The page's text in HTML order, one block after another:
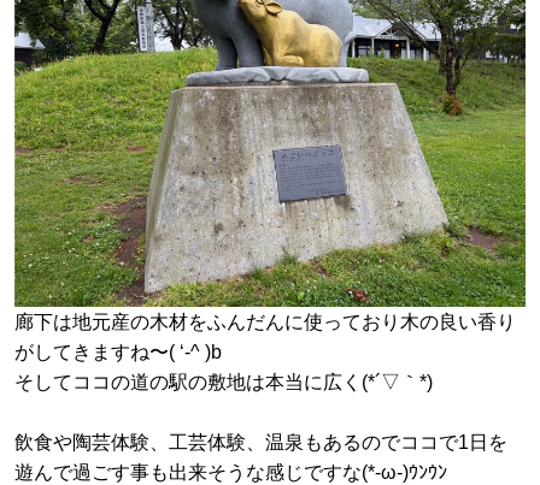
廊下は地元産の木材をふんだんに使っており木の良い香り
がしてきますね〜( ‘-^ )b
そしてココの道の駅の敷地は本当に広く(*´▽｀*)
飲食や陶芸体験、工芸体験、温泉もあるのでココで1日を
遊んで過ごす事も出来そうな感じですな(*-ω-)ｳﾝｳﾝ